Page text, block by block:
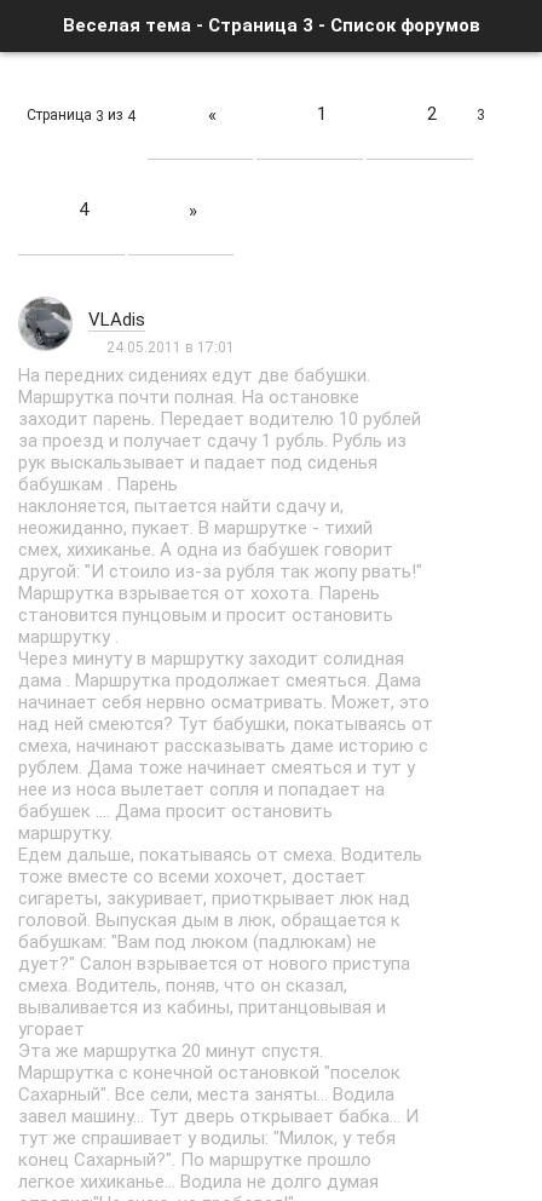
Веселая тема - Страница 3 - Список форумов
Страница 3 из 4 « 1 2 3
4 »
VLAdis
24.05.2011 в 17:01
На передних сидениях едут две бабушки.
Маршрутка почти полная. На остановке
заходит парень. Передает водителю 10 рублей
за проезд и получает сдачу 1 рубль. Рубль из
рук выскальзывает и падает под сиденья
бабушкам . Парень
наклоняется, пытается найти сдачу и,
неожиданно, пукает. В маршрутке - тихий
смех, хихиканье. А одна из бабушек говорит
другой: "И стоило из-за рубля так жопу рвать!"
Маршрутка взрывается от хохота. Парень
становится пунцовым и просит остановить
маршрутку .
Через минуту в маршрутку заходит солидная
дама . Маршрутка продолжает смеяться. Дама
начинает себя нервно осматривать. Может, это
над ней смеются? Тут бабушки, покатываясь от
смеха, начинают рассказывать даме историю с
рублем. Дама тоже начинает смеяться и тут у
нее из носа вылетает сопля и попадает на
бабушек .... Дама просит остановить
маршрутку.
Едем дальше, покатываясь от смеха. Водитель
тоже вместе со всеми хохочет, достает
сигареты, закуривает, приоткрывает люк над
головой. Выпуская дым в люк, обращается к
бабушкам: "Вам под люком (падлюкам) не
дует?" Салон взрывается от нового приступа
смеха. Водитель, поняв, что он сказал,
вываливается из кабины, пританцовывая и
угорает
Эта же маршрутка 20 минут спустя.
Маршрутка с конечной остановкой "поселок
Сахарный". Все сели, места заняты... Водила
завел машину... Тут дверь открывает бабка... И
тут же спрашивает у водилы: "Милок, у тебя
конец Сахарный?". По маршрутке прошло
легкое хихиканье... Водила не долго думая